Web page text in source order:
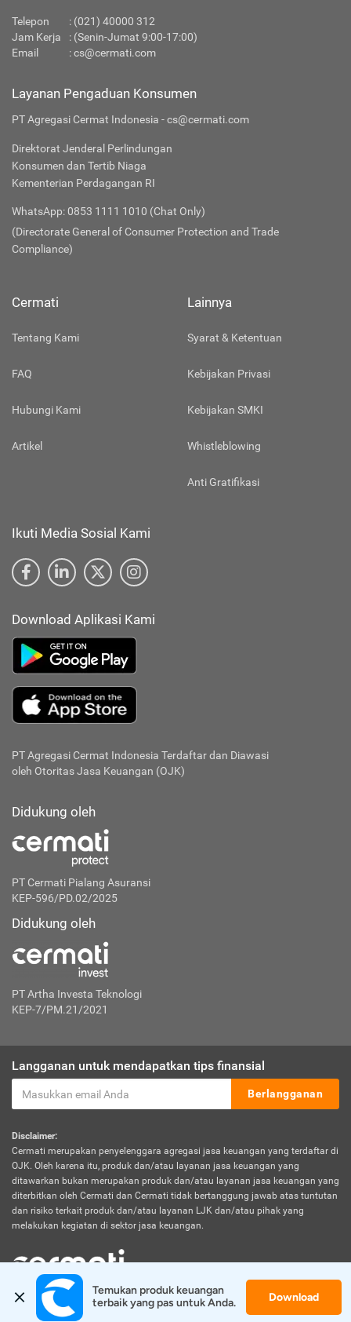
Telepon : (021) 40000 312
Jam Kerja
: (Senin-Jumat 9:00-17:00)
Email
:cs@cermati.com
Layanan Pengaduan Konsumen
PT Agregasi Cermat Indonesia - cs@cermati.com
Direktorat Jenderal Perlindungan
Konsumen dan Tertib Niaga
Kementerian Perdagangan RI
WhatsApp: 0853 1111 1010 (Chat Only)
(Directorate General of Consumer Protection and Trade
Compliance)
Cermati
Tentang Kami
FAQ
Hubungi Kami
Artikel
Lainnya
Syarat & Ketentuan
Kebijakan Privasi
Kebijakan SMKI
Whistleblowing
Anti Gratifikasi
Ikuti Media Sosial Kami
Download Aplikasi Kami
PT Agregasi Cermat Indonesia Terdaftar dan Diawasi
oleh Otoritas Jasa Keuangan (OJK)
Didukung oleh
PT Cermati Pialang Asuransi
KEP-596/PD.02/2025
Didukung oleh
PT Artha Investa Teknologi
KEP-7/PM.21/2021
Langganan untuk mendapatkan tips finansial
Berlangganan
Disclaimer:
Cermati merupakan penyelenggara agregasi jasa keuangan yang terdaftar di
OJK. Oleh karena itu, produk dan/atau layanan jasa keuangan yang
ditawarkan bukan merupakan produk dan/atau layanan jasa keuangan yang
diterbitkan oleh Cermati dan Cermati tidak bertanggung jawab atas tuntutan
dan risiko terkait produk dan/atau layanan LJK dan/atau pihak yang
melakukan kegiatan di sektor jasa keuangan.
© 2026 Cermati. All Rights Reserved.
Temukan produk keuangan
terbaik yang pas untuk Anda.
Download